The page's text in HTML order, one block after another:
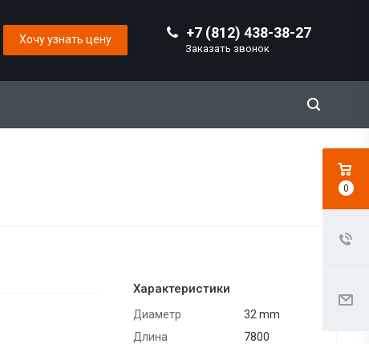
+7 (812) 438-38-27
Заказать звонок
Хочу узнать цену
Характеристики
Диаметр
32 mm
Длина
7800
0